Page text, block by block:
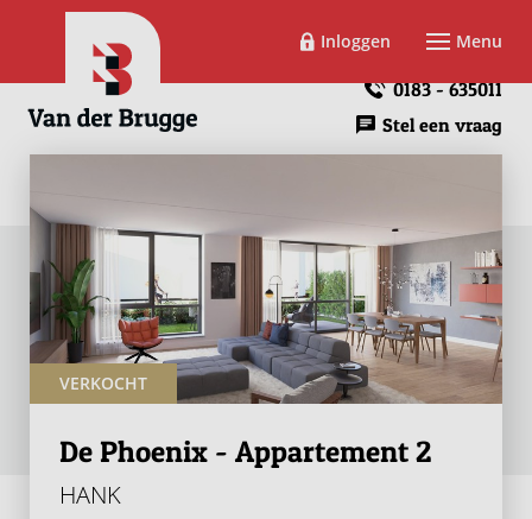
Inloggen Menu
0183 - 635011
Stel een vraag
VERKOCHT
De Phoenix - Appartement 2
HANK